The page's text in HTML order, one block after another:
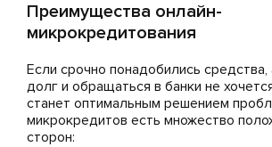
Преимущества онлайн-
микрокредитования
Если срочно понадобились средства,
долг и обращаться в банки не
станет оптимальным решением
микрокредитов есть множество
сторон: